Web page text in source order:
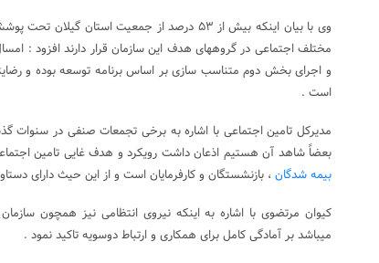
وی با بیان اینکه بیش از ۵۳ درصد از جمعیت استان
مختلف اجتماعی در گروههای هدف این سازمان قرار دارند افزود :
و اجرای بخش دوم متناسب سازی بر اساس برنامه توسعه بوده و
است .
مدیرکل تامین اجتماعی با اشاره به برخی تجمعات صنفی در سنوات
بعضاً شاهد آن هستیم اذعان داشت رویکرد و هدف غایی تامین
بیمه شدگان ، بازنشستگان و کارفرمایان است و از این حیث دارای
کیوان مرتضوی با اشاره به اینکه نیروی انتظامی نیز همچون
میباشد بر آمادگی کامل برای همکاری و ارتباط دوسویه تاکید نمود .